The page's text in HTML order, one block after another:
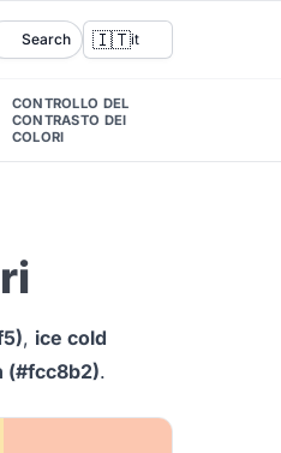
Search 🇮🇹it
CONTROLLO DEL
CONTRASTO DEI
COLORI
, ice cold
(#fcc8b2).